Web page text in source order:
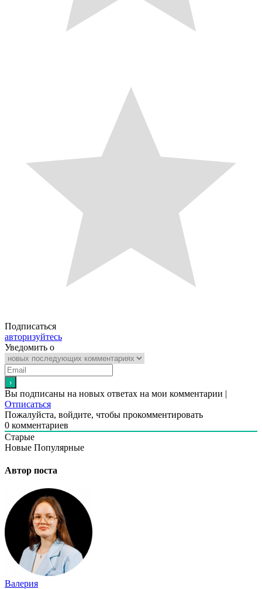
Подписаться
авторизуйтесь
Уведомить о
Вы подписаны на новых ответах на мои комментарии |
Отписаться
Пожалуйста, войдите, чтобы прокомментировать
0 комментариев
Старые
Новые Популярные
Автор поста
Валерия